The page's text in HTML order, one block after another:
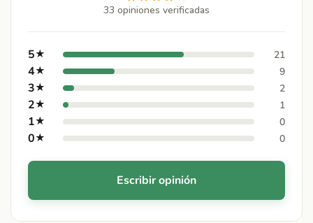
33 opiniones verificadas
5★ 21
4★ 9
3★ 2
2★ 1
1★ 0
0★ 0
Escribir opinión